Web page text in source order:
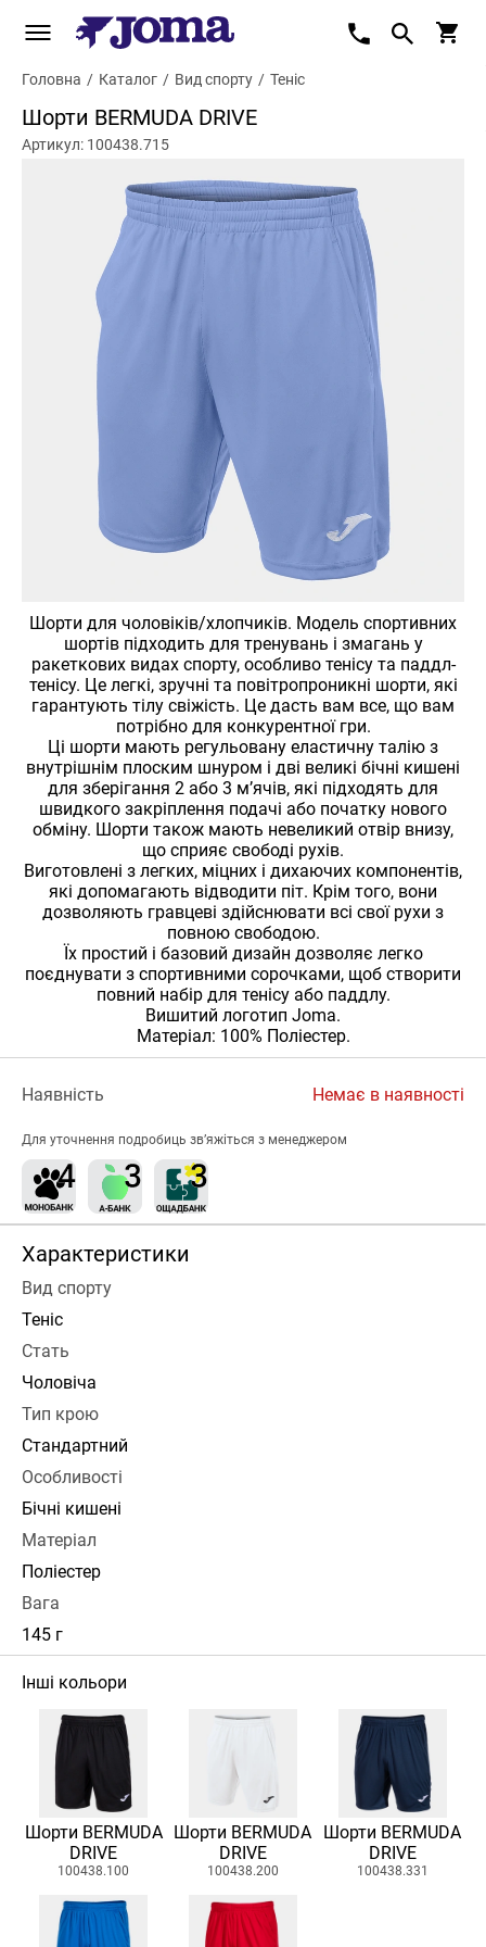
Головна / Каталог / Вид спорту / Теніс
Шорти BERMUDA DRIVE
Артикул: 100438.715
Шорти для чоловіків/хлопчиків. Модель спортивних
шортів підходить для тренувань і змагань у
ракеткових видах спорту, особливо тенісу та паддл-
тенісу. Це легкі, зручні та повітропроникні шорти, які
гарантують тілу свіжість. Це дасть вам все, що вам
потрібно для конкурентної гри.
Ці шорти мають регульовану еластичну талію з
внутрішнім плоским шнуром і дві великі бічні кишені
для зберігання 2 або 3 м’ячів, які підходять для
швидкого закріплення подачі або початку нового
обміну. Шорти також мають невеликий отвір внизу,
що сприяє свободі рухів.
Виготовлені з легких, міцних і дихаючих компонентів,
які допомагають відводити піт. Крім того, вони
дозволяють гравцеві здійснювати всі свої рухи з
повною свободою.
Їх простий і базовий дизайн дозволяє легко
поєднувати з спортивними сорочками, щоб створити
повний набір для тенісу або паддлу.
Вишитий логотип Joma.
Матеріал: 100% Поліестер.
Наявність Немає в наявності
Для уточнення подробиць зв’яжіться з менеджером
Характеристики
Вид спорту
Теніс
Стать
Чоловіча
Тип крою
Стандартний
Особливості
Бічні кишені
Матеріал
Поліестер
Вага
145 г
Інші кольори
Шорти BERMUDA
DRIVE
100438.100
Шорти BERMUDA
DRIVE
100438.200
Шорти BERMUDA
DRIVE
100438.331